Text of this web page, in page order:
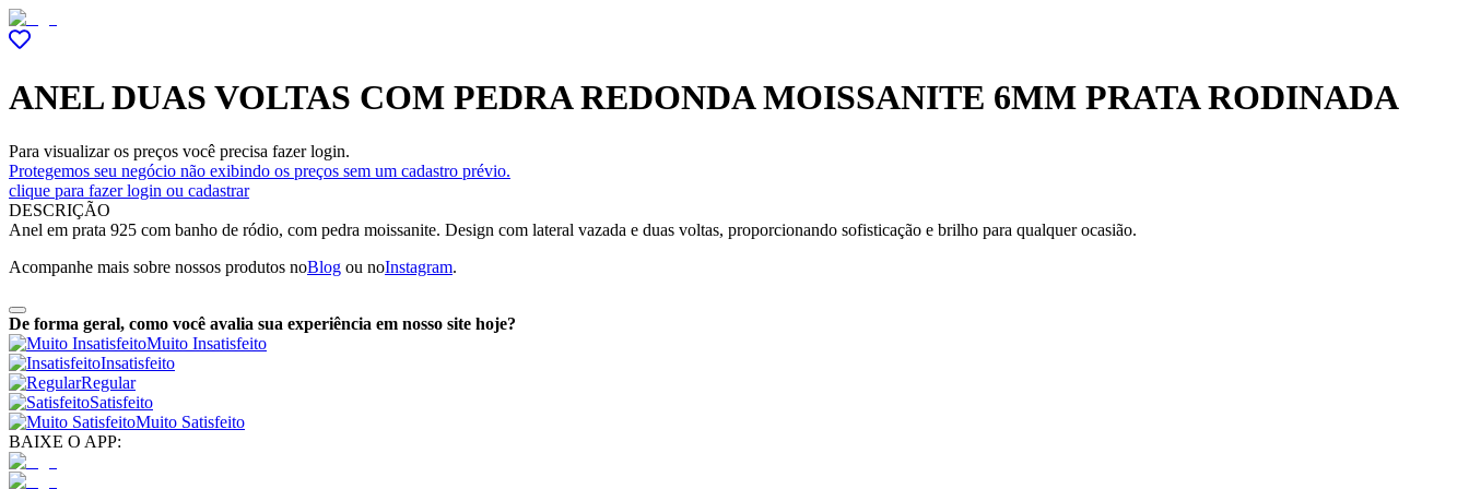
ANEL DUAS VOLTAS COM PEDRA REDONDA MOISSANITE 6MM PRATA RODINADA
Para visualizar os preços você precisa fazer login.
Protegemos seu negócio não exibindo os preços sem um cadastro prévio.
clique para fazer login ou cadastrar
DESCRIÇÃO
Anel em prata 925 com banho de ródio, com pedra moissanite. Design com lateral vazada e duas voltas, proporcionando sofisticação e brilho para qualquer ocasião.
Acompanhe mais sobre nossos produtos noBlog ou noInstagram.
De forma geral, como você avalia sua experiência em nosso site hoje?
Muito Insatisfeito
Insatisfeito
Regular
Satisfeito
Muito Satisfeito
BAIXE O APP: